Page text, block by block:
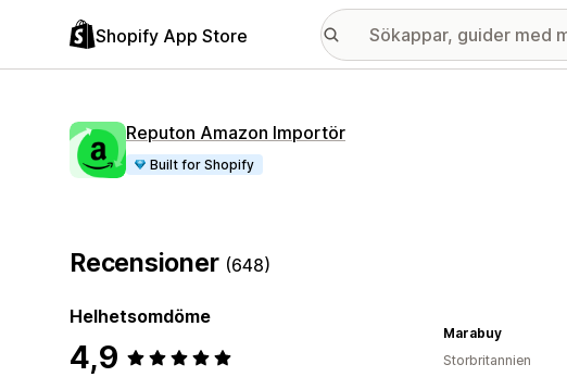
Shopify App Store
Reputon Amazon Importör
Built for Shopify
Recensioner (648)
Helhetsomdöme
4,9
Marabuy
Storbritannien